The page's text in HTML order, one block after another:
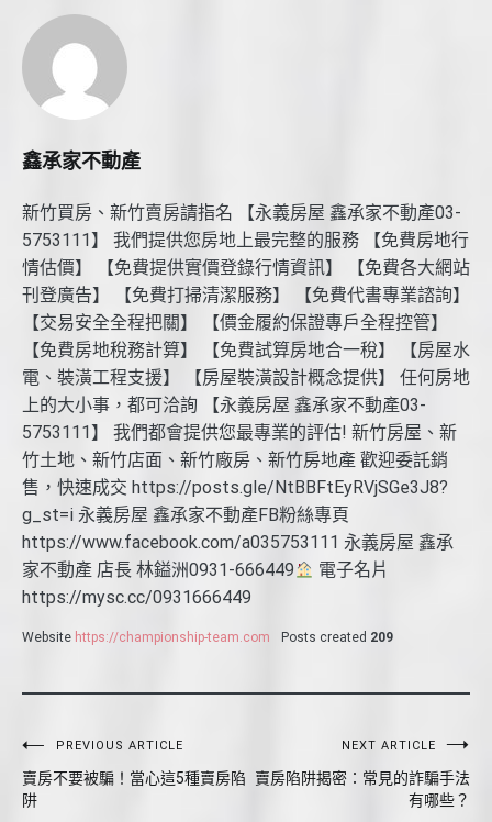
鑫承家不動產
新竹買房、新竹賣房請指名 【永義房屋 鑫承家不動產03-
5753111】 我們提供您房地上最完整的服務 【免費房地行
情估價】 【免費提供實價登錄行情資訊】 【免費各大網站
刊登廣告】 【免費打掃清潔服務】 【免費代書專業諮詢】
【交易安全全程把關】 【價金履約保證專戶全程控管】
【免費房地稅務計算】 【免費試算房地合一稅】 【房屋水
電、裝潢工程支援】 【房屋裝潢設計概念提供】 任何房地
上的大小事，都可洽詢 【永義房屋 鑫承家不動產03-
5753111】 我們都會提供您最專業的評估! 新竹房屋、新
竹土地、新竹店面、新竹廠房、新竹房地產 歡迎委託銷
售，快速成交 https://posts.gle/NtBBFtEyRVjSGe3J8?
g_st=i 永義房屋 鑫承家不動產FB粉絲專頁
https://www.facebook.com/a035753111 永義房屋 鑫承
家不動產 店長 林鎰洲0931-666449
電子名片
https://mysc.cc/0931666449
Website https://championship-team.com Posts created 209
文
章
PREVIOUS ARTICLE
賣房不要被騙！當心這5種賣房陷
阱
NEXT ARTICLE
賣房陷阱揭密：常見的詐騙手法
有哪些？